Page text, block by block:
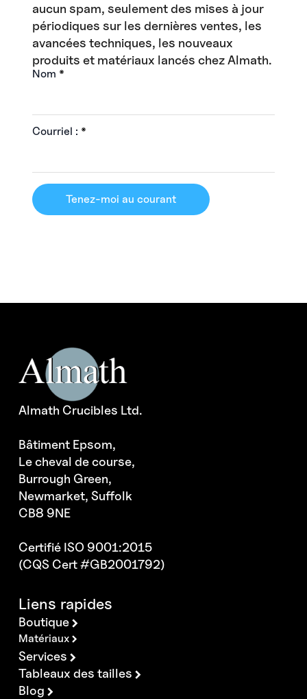
aucun spam, seulement des mises à jour
périodiques sur les dernières ventes, les
avancées techniques, les nouveaux
produits et matériaux lancés chez Almath.
Nom *
Courriel : *
Tenez-moi au courant
Almath Crucibles Ltd.
Bâtiment Epsom,
Le cheval de course,
Burrough Green,
Newmarket, Suffolk
CB8 9NE
Certifié ISO 9001:2015
(CQS Cert #GB2001792)
Liens rapides
Boutique
Matériaux
Services
Tableaux des tailles
Blog